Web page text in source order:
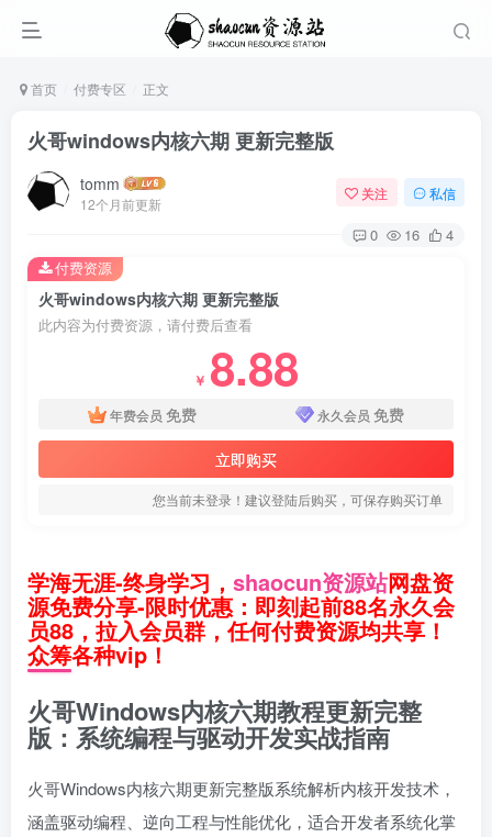
首页 付费专区 正文
火哥windows内核六期 更新完整版
tomm
12个月前更新
关注 私信
0 16 4
火哥windows内核六期 更新完整版
此内容为付费资源，请付费后查看
￥ 8.88
年费会员 免费 永久会员 免费
立即购买
您当前未登录！建议登陆后购买，可保存购买订单
付费资源
学海无涯-终身学习， shaocun资源站网盘资
源免费分享-限时优惠：即刻起前88名永久会
员88，拉入会员群，任何付费资源均共享！
众筹各种vip！
火哥Windows内核六期教程更新完整
版：系统编程与驱动开发实战指南
火哥Windows内核六期更新完整版系统解析内核开发技术，
涵盖驱动编程、逆向工程与性能优化，适合开发者系统化掌